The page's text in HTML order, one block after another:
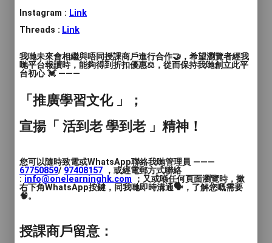
👉🏻 Juicy Chic 健康雞胸
🍁 日式木系大堂
🍁 內設4個私人更衣室
🍁 設有20多個儲物櫃
🦋 場地亦可供租用
🪴 超過24種瑜伽種類
🪴 主打小班教學
🪴 導師經過挑選 具質素保證
Instagram : Link
Threads : Link
我哋未來會相繼與唔同授課商戶進行合作🤝，希望瀏覽者經我
哋平台報讀時，能夠得到折扣優惠⚖️，從而保持我哋創立此平
台初心 💓 ———
「推廣學習文化 」；
宣揚「 活到老 學到老 」精神！
您可以隨時致電或WhatsApp聯絡我哋管理員 ———
67750859/ 97408157 ，或經電郵方式聯絡
: info@onelearninghk.com ；又或喺任何頁面瀏覽時，撳
右下角WhatsApp按鍵，同我哋即時溝通🗣️，了解您嘅需要
🧠。
授課商戶留意：